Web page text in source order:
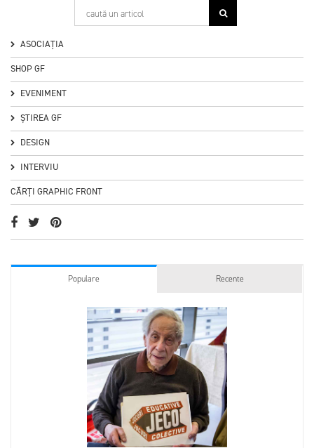
ASOCIAȚIA
SHOP GF
EVENIMENT
ȘTIREA GF
DESIGN
INTERVIU
CĂRȚI GRAPHIC FRONT
Populare Recente